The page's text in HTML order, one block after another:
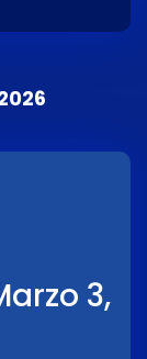
3,